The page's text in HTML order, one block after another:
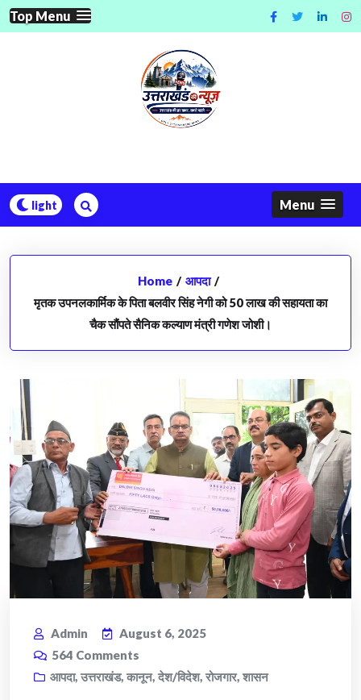
Skip
to
Top Menu
Menu
Home / आपदा /
मृतक उपनलकार्मिक के पिता बलवीर सिंह नेगी को 50 लाख की सहायता का
चैक सौंपते सैनिक कल्याण मंत्री गणेश जोशी।
Admin
August 6, 2025
564 Comments
आपदा, उत्तराखंड, कानून, देश/विदेश, रोजगार, शासन